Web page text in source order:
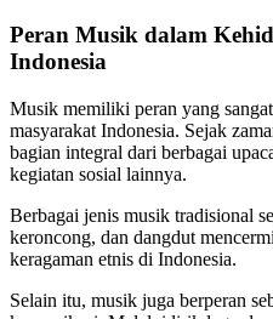
Peran Musik dalam
Indonesia
Musik memiliki peran yang
masyarakat Indonesia. Sejak
bagian integral dari berbagai
kegiatan sosial lainnya.
Berbagai jenis musik tradisional
keroncong, dan dangdut
keragaman etnis di Indonesia.
Selain itu, musik juga berperan